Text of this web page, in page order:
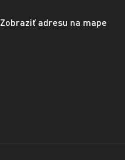
Zobraziť adresu na mape